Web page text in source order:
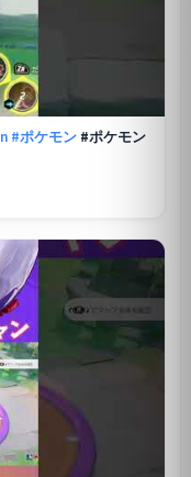
#ポケモン#ポケモン